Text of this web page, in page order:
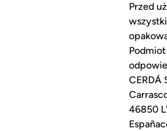
Przed
Podmiot
CERDÁ
46850